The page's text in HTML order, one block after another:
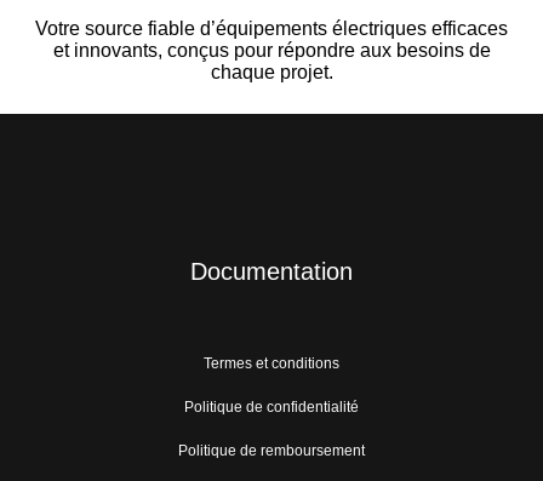
Votre source fiable d’équipements électriques efficaces
et innovants, conçus pour répondre aux besoins de
chaque projet.
Documentation
Termes et conditions
Politique de confidentialité
Politique de remboursement